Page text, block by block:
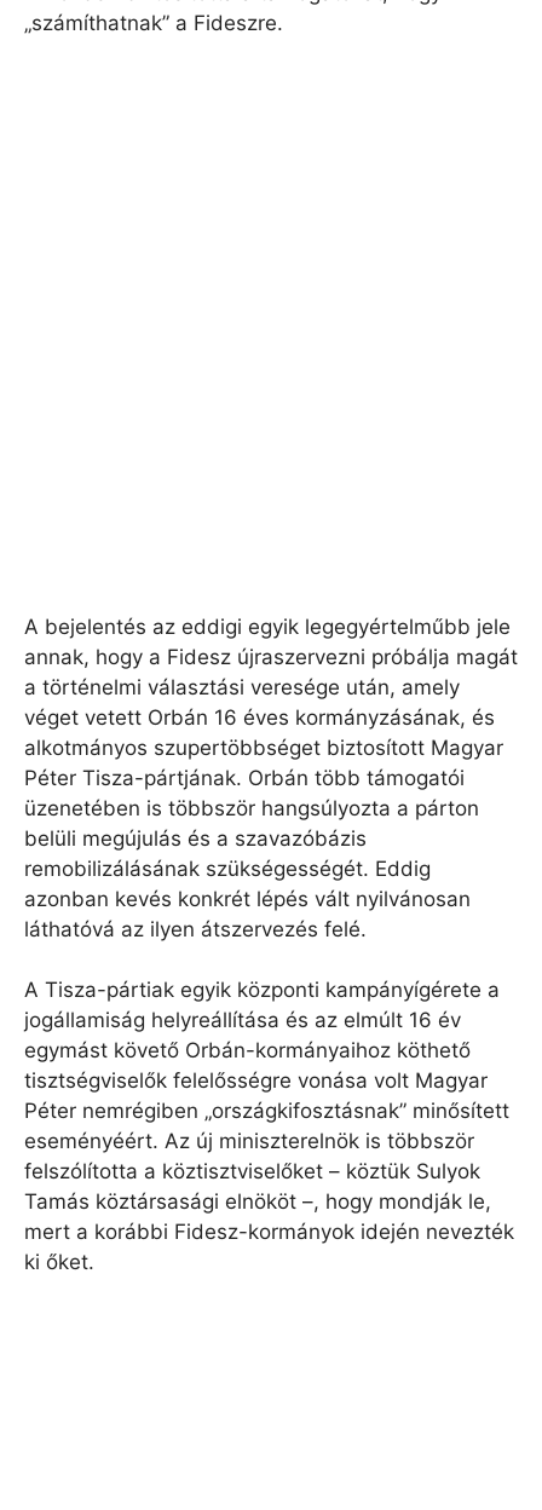
„számíthatnak” a Fideszre.
A bejelentés az eddigi egyik legegyértelműbb jele
annak, hogy a Fidesz újraszervezni próbálja magát
a történelmi választási veresége után, amely
véget vetett Orbán 16 éves kormányzásának, és
alkotmányos szupertöbbséget biztosított Magyar
Péter Tisza-pártjának. Orbán több támogatói
üzenetében is többször hangsúlyozta a párton
belüli megújulás és a szavazóbázis
remobilizálásának szükségességét. Eddig
azonban kevés konkrét lépés vált nyilvánosan
láthatóvá az ilyen átszervezés felé.
A Tisza-pártiak egyik központi kampányígérete a
jogállamiság helyreállítása és az elmúlt 16 év
egymást követő Orbán-kormányaihoz köthető
tisztségviselők felelősségre vonása volt Magyar
Péter nemrégiben „országkifosztásnak” minősített
eseményéért. Az új miniszterelnök is többször
felszólította a köztisztviselőket – köztük Sulyok
Tamás köztársasági elnököt –, hogy mondják le,
mert a korábbi Fidesz-kormányok idején nevezték
ki őket.